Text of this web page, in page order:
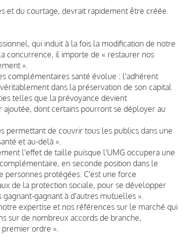
et du courtage, devrait rapidement être créée.
qui induit à la fois la modification de notre
concurrence, il importe de « restaurer nos
».
complémentaires santé évolue : l'adhérent
dans la préservation de son capital
telles que la prévoyance devient
dont certains pourront se déployer au
permettant de couvrir tous les publics dans une
et au-delà ».
l'effet de taille puisque l'UMG occupera une
en seconde position dans le
protégées. C'est une force
de la protection sociale, pour se développer
gagnant à d'autres mutuelles ».
expertise et nos références sur le marché qui
sur de nombreux accords de branche,
ordre ».